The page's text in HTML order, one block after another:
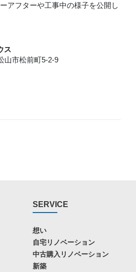
ーアフターや工事中の様子を公開し
ス
市松前町5-2-9
SERVICE
想い
自宅リノベーション
中古購入リノベーション
新築